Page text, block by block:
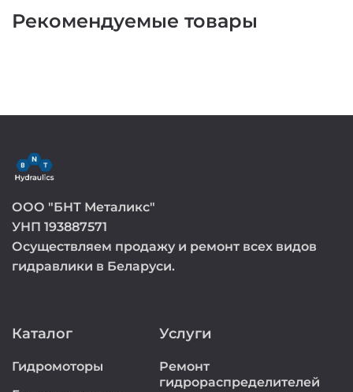
Рекомендуемые товары
ООО "БНТ Металикс"
УНП 193887571
Осуществляем продажу и ремонт всех видов
гидравлики в Беларуси.
Каталог
Гидромоторы
Услуги
Ремонт
гидрораспределителей